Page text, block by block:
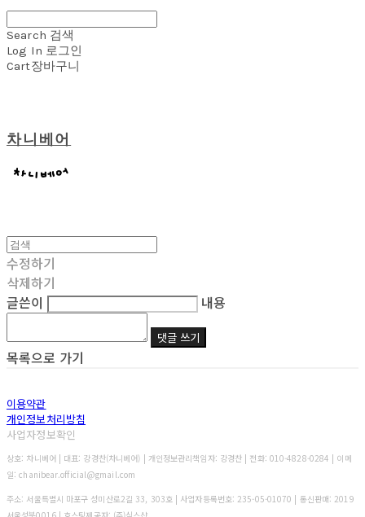
Search 검색
Log In 로그인
Cart장바구니
차니베어
수정하기
삭제하기
글쓴이
내용
댓글 쓰기
목록으로 가기
이용약관
개인정보처리방침
사업자정보확인
상호: 차니베어 | 대표: 강경찬(차니베어) | 개인정보관리책임자: 강경찬 | 전화: 010-4828-0284 | 이메
일: chanibear.official@gmail.com
주소: 서울특별시 마포구 성미산로2길 33, 303호 | 사업자등록번호:235-05-01070 | 통신판매:2019